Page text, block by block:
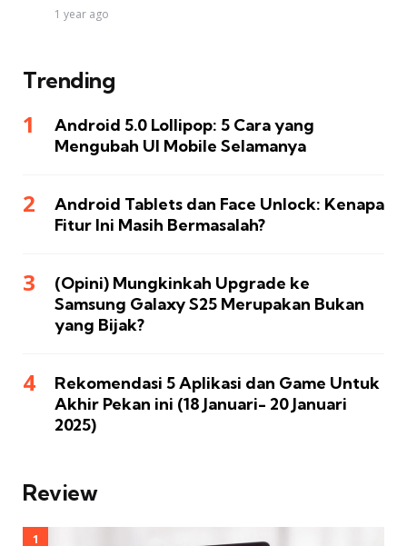
1 year ago
Trending
Android 5.0 Lollipop: 5 Cara yang
Mengubah UI Mobile Selamanya
Android Tablets dan Face Unlock: Kenapa
Fitur Ini Masih Bermasalah?
(Opini) Mungkinkah Upgrade ke
Samsung Galaxy S25 Merupakan Bukan
yang Bijak?
Rekomendasi 5 Aplikasi dan Game Untuk
Akhir Pekan ini (18 Januari- 20 Januari
2025)
Review